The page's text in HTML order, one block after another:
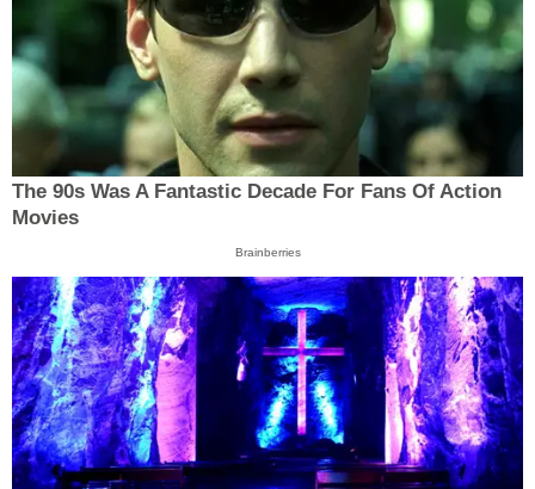
The 90s Was A Fantastic Decade For Fans Of Action
Movies
Brainberries